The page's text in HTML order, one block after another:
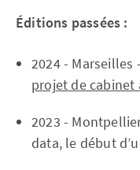
Éditions passées :
2024 - Marseilles -
projet de cabinet
2023 -
data, le début